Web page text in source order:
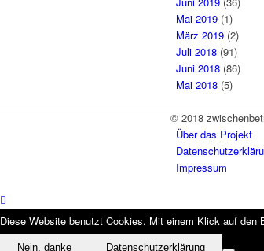
Mai 2019 (1)
März 2019 (2)
Juli 2018 (91)
Juni 2018 (86)
Mai 2018 (5)
© 2018
Über das Projekt
Impressum
Diese Website benutzt Cookies. Mit einem Klick auf
Nein, danke Datenschutzerklärung